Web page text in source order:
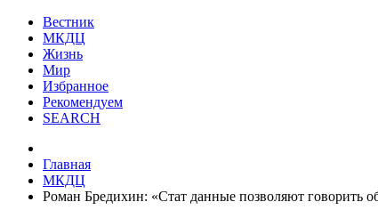
Вестник
МКДЦ
Жизнь
Мир
Избранное
Рекомендуем
SEARCH
Главная
МКДЦ
Роман Бредихин: «Стат данные позволяют говорить